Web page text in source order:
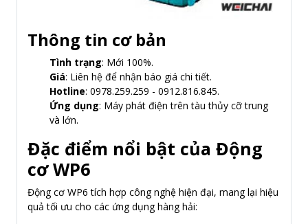
Thông tin cơ bản
Tình trạng: Mới 100%.
Giá: Liên hệ để nhận báo giá chi tiết.
Hotline: 0978.259.259 - 0912.816.845.
Ứng dụng: Máy phát điện trên tàu thủy cỡ trung
và lớn.
Đặc điểm nổi bật của Động
cơ WP6
Động cơ WP6 tích hợp công nghệ hiện đại, mang lại hiệu
quả tối ưu cho các ứng dụng hàng hải: